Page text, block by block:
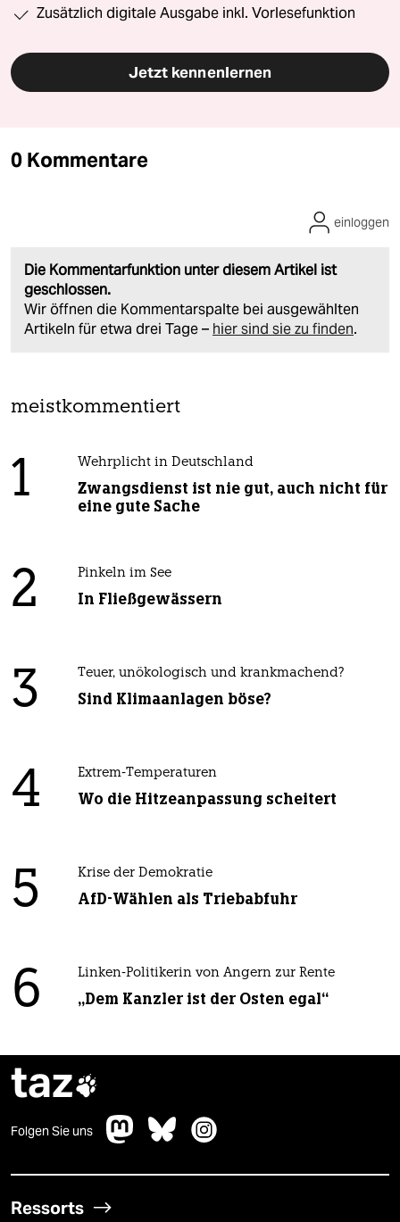
Zusätzlich digitale Ausgabe inkl. Vorlesefunktion
Jetzt kennenlernen
0 Kommentare
Die Kommentarfunktion unter diesem Artikel ist
geschlossen.
Wir öffnen die Kommentarspalte bei ausgewählten
Artikeln für etwa drei Tage – hier sind sie zu finden.
einloggen
meistkommentiert
1 Wehrplicht in Deutschland
Zwangsdienst ist nie gut, auch nicht für
eine gute Sache
2 Pinkeln im See
In Fließgewässern
3 Teuer, unökologisch und krankmachend?
Sind Klimaanlagen böse?
4 Extrem-Temperaturen
Wo die Hitzeanpassung scheitert
5 Krise der Demokratie
AfD-Wählen als Triebabfuhr
6 Linken-Politikerin von Angern zur Rente
„Dem Kanzler ist der Osten egal“
taz
Folgen Sie uns
Ressorts